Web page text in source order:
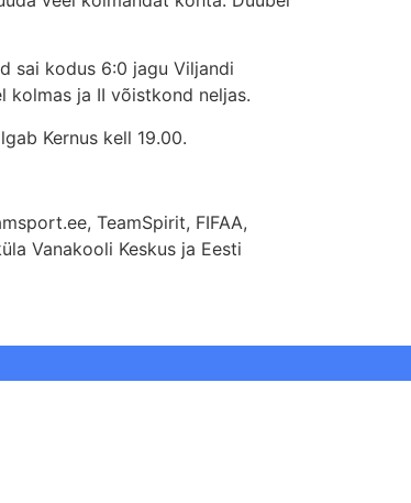
sai kodus 6:0 jagu Viljandi
ja II võistkond neljas.
Kernus kell 19.00.
TeamSpirit, FIFAA,
Vanakooli Keskus ja Eesti